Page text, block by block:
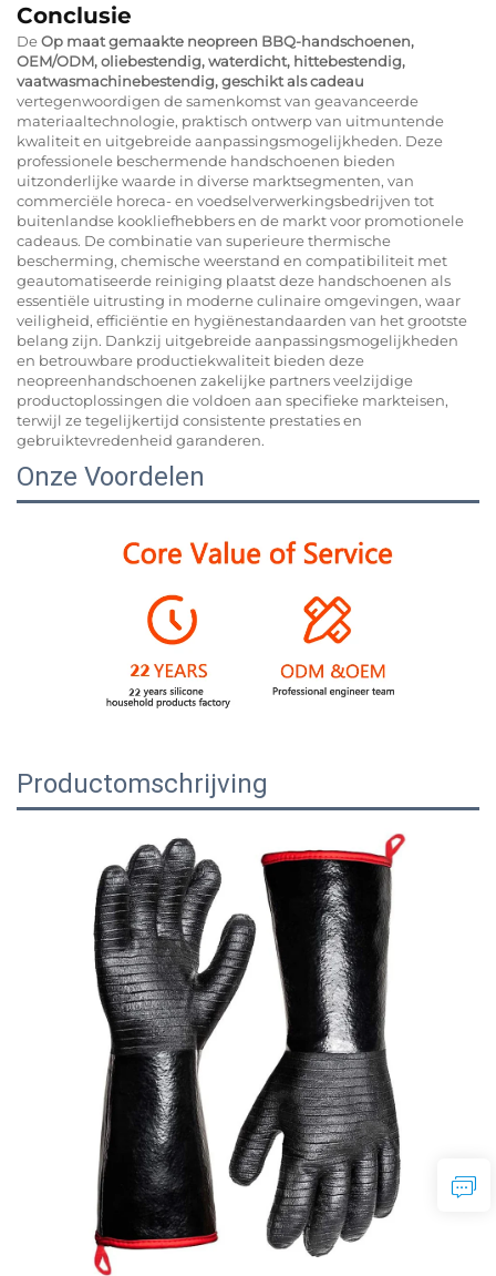
Conclusie
DeOp maat gemaakte neopreen BBQ-handschoenen,
OEM/ODM, oliebestendig, waterdicht, hittebestendig,
vaatwasmachinebestendig, geschikt als cadeau
vertegenwoordigen de samenkomst van geavanceerde
materiaaltechnologie, praktisch ontwerp van uitmuntende
kwaliteit en uitgebreide aanpassingsmogelijkheden. Deze
professionele beschermende handschoenen bieden
uitzonderlijke waarde in diverse marktsegmenten, van
commerciële horeca- en voedselverwerkingsbedrijven tot
buitenlandse kookliefhebbers en de markt voor promotionele
cadeaus. De combinatie van superieure thermische
bescherming, chemische weerstand en compatibiliteit met
geautomatiseerde reiniging plaatst deze handschoenen als
essentiële uitrusting in moderne culinaire omgevingen, waar
veiligheid, efficiëntie en hygiënestandaarden van het grootste
belang zijn. Dankzij uitgebreide aanpassingsmogelijkheden
en betrouwbare productiekwaliteit bieden deze
neopreenhandschoenen zakelijke partners veelzijdige
productoplossingen die voldoen aan specifieke markteisen,
terwijl ze tegelijkertijd consistente prestaties en
gebruiktevredenheid garanderen.
Onze Voordelen
Productomschrijving